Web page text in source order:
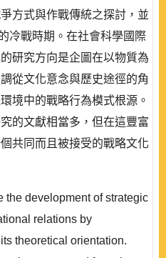
方式與作戰傳統之探討，並
冷戰時期。在社會科學國際
研究方向是企圖在以物質為
從文化意念與歷史途徑的角
境中的戰略行為模式根源。
的文獻相當多，但在這豐富
共同而且被接受的戰略文化
the development of strategic
relations by
theoretical orientation.